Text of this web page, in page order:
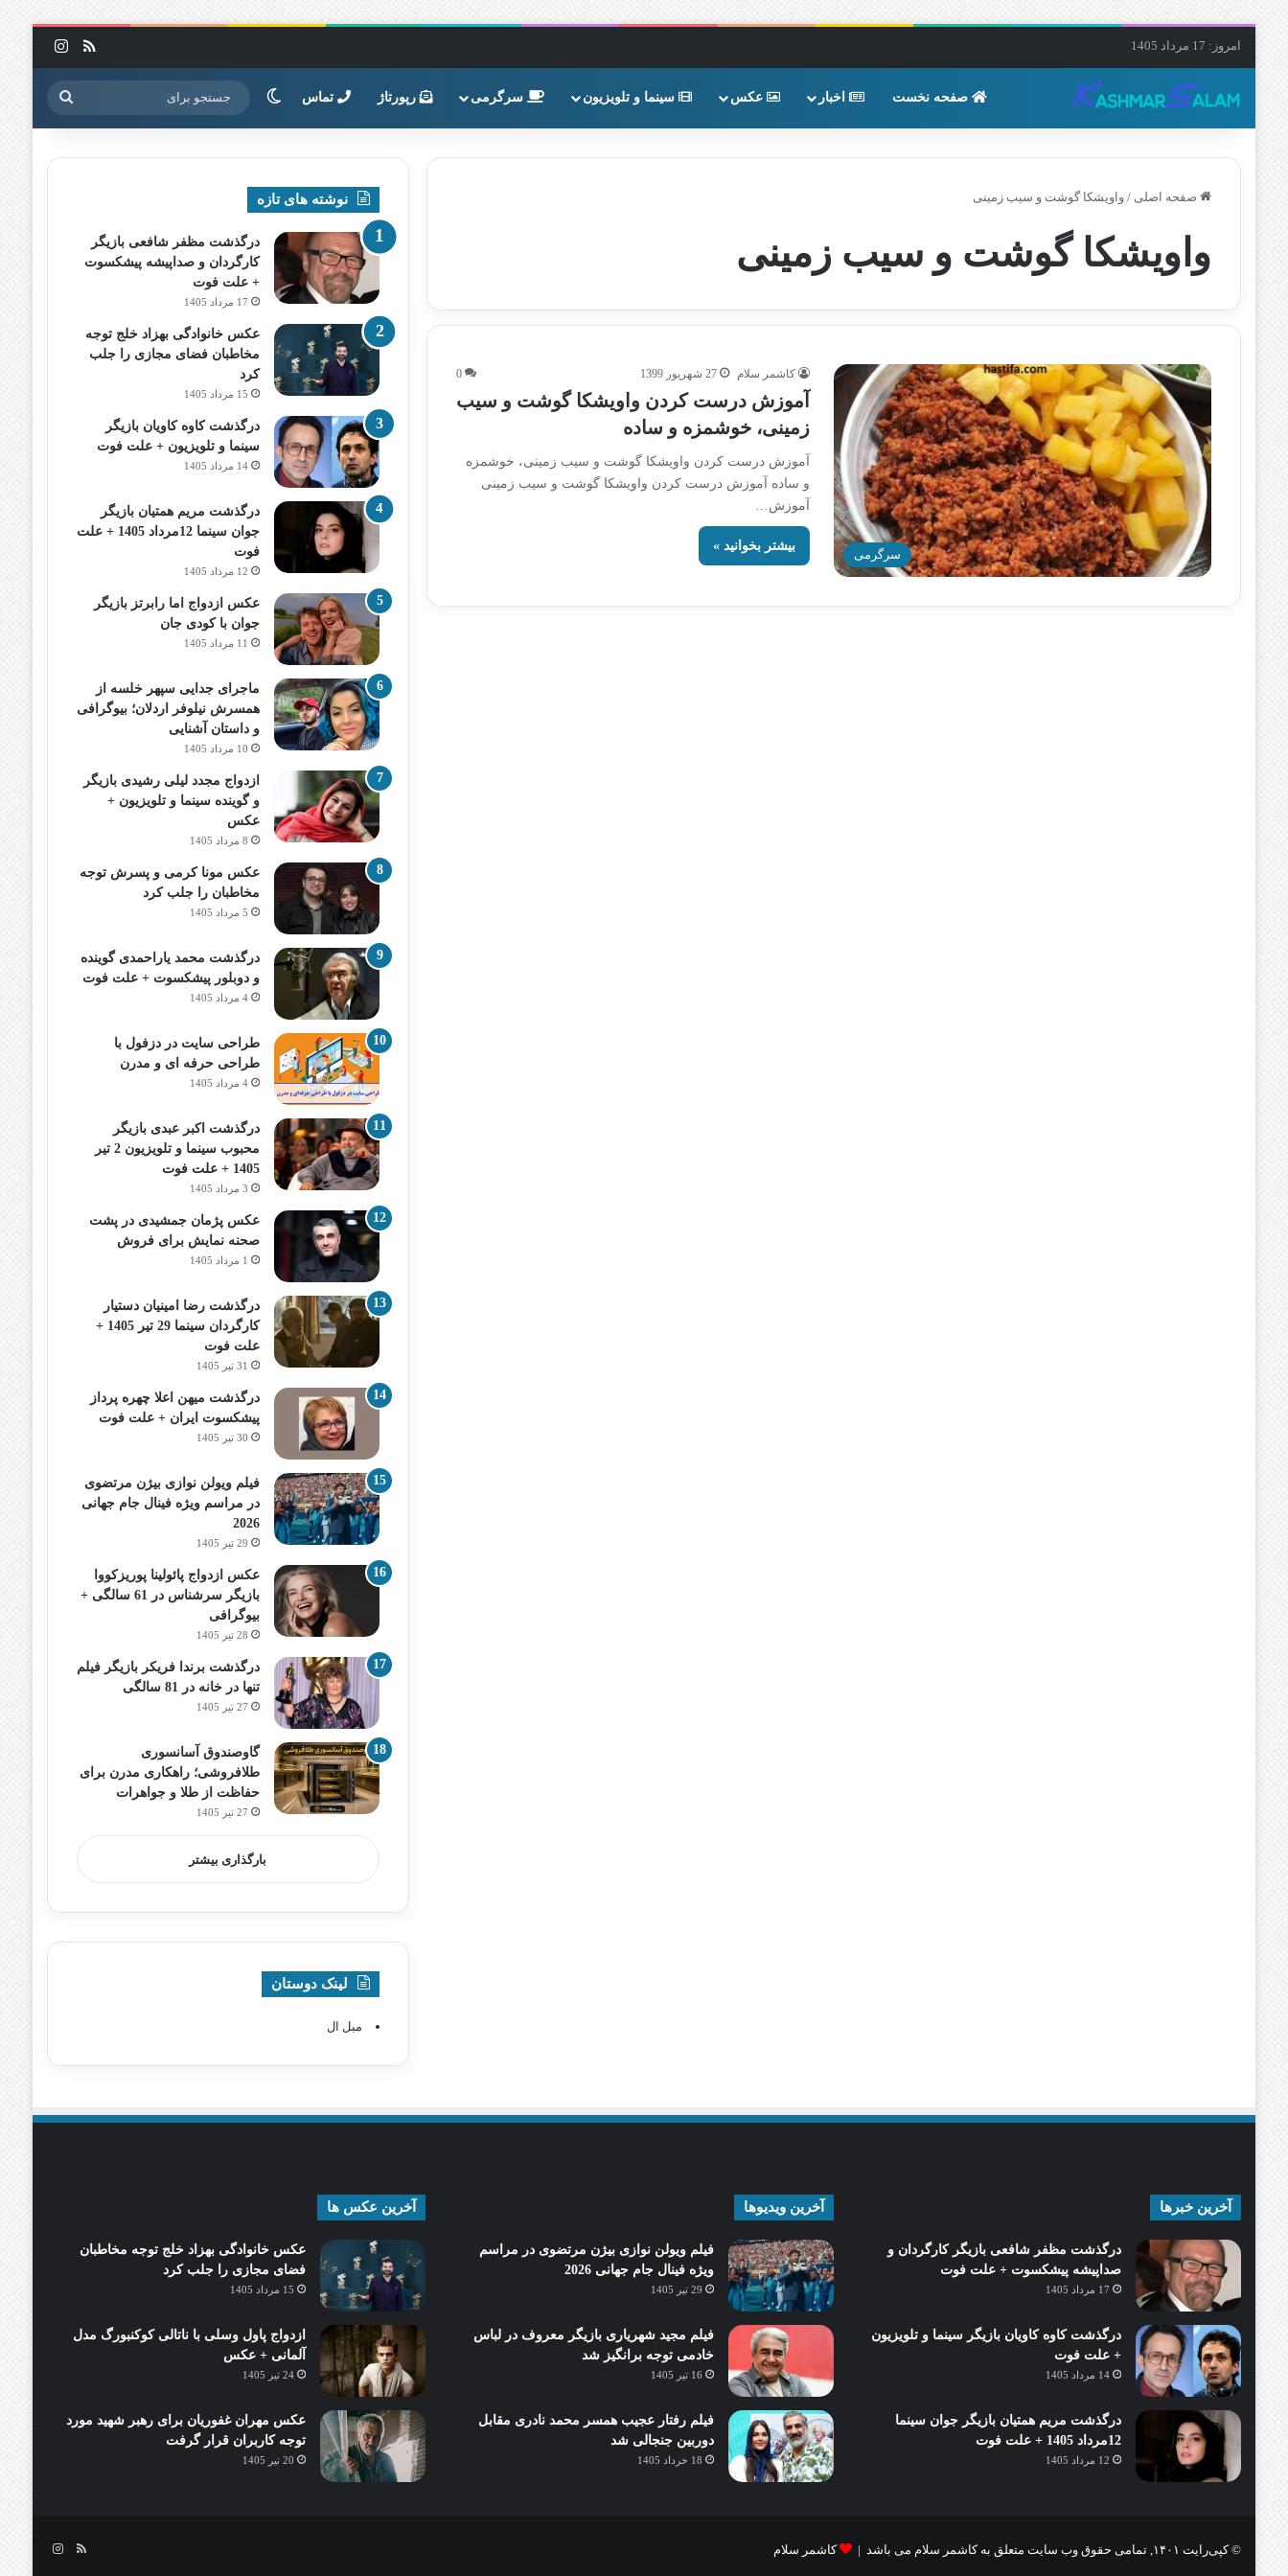
امروز: 17 مرداد 1405 خوراک
صفحه نخست اخبار عکس سینما و تلویزیون سرگرمی رپورتاژ تماس تغییر پوسته جستجو
برای
صفحه اصلی / واویشکا گوشت و سیب زمینی
واویشکا گوشت و سیب زمینی
سرگرمی
کاشمر سلام 27 شهریور 1399 0
آموزش درست کردن واویشکا گوشت و سیب
زمینی، خوشمزه و ساده
آموزش درست کردن واویشکا گوشت و سیب زمینی، خوشمزه
و ساده آموزش درست کردن واویشکا گوشت و سیب زمینی
آموزش…
بیشتر بخوانید »
نوشته های تازه
درگذشت مظفر شافعی بازیگر
کارگردان و صداپیشه پیشکسوت
+ علت فوت
17 مرداد 1405
عکس خانوادگی بهزاد خلج توجه
مخاطبان فضای مجازی را جلب
کرد
15 مرداد 1405
درگذشت کاوه کاویان بازیگر
سینما و تلویزیون + علت فوت
14 مرداد 1405
درگذشت مریم همتیان بازیگر
جوان سینما 12مرداد 1405 + علت
فوت
12 مرداد 1405
عکس ازدواج اما رابرتز بازیگر
جوان با کودی جان
11 مرداد 1405
ماجرای جدایی سپهر خلسه از
همسرش نیلوفر اردلان؛ بیوگرافی
و داستان آشنایی
10 مرداد 1405
ازدواج مجدد لیلی رشیدی بازیگر
و گوینده سینما و تلویزیون +
عکس
8 مرداد 1405
عکس مونا کرمی و پسرش توجه
مخاطبان را جلب کرد
5 مرداد 1405
درگذشت محمد یاراحمدی گوینده
و دوبلور پیشکسوت + علت فوت
4 مرداد 1405
طراحی سایت در دزفول با
طراحی حرفه‌ ای و مدرن
4 مرداد 1405
درگذشت اکبر عبدی بازیگر
محبوب سینما و تلویزیون 2 تیر
1405 + علت فوت
3 مرداد 1405
عکس پژمان جمشیدی در پشت
صحنه نمایش برای فروش
1 مرداد 1405
درگذشت رضا امینیان دستیار
کارگردان سینما 29 تیر 1405 +
علت فوت
31 تیر 1405
درگذشت میهن اعلا چهره پرداز
پیشکسوت ایران + علت فوت
30 تیر 1405
فیلم ویولن نوازی بیژن مرتضوی
در مراسم ویژه فینال جام جهانی
2026
29 تیر 1405
عکس ازدواج پائولینا پوریزکووا
بازیگر سرشناس در 61 سالگی +
بیوگرافی
28 تیر 1405
درگذشت برندا فریکر بازیگر فیلم
تنها در خانه در 81 سالگی
27 تیر 1405
گاوصندوق آسانسوری
طلافروشی؛ راهکاری مدرن برای
حفاظت از طلا و جواهرات
27 تیر 1405
بارگذاری بیشتر
لینک دوستان
مبل ال
آخرین خبرها
درگذشت مظفر شافعی بازیگر کارگردان و
صداپیشه پیشکسوت + علت فوت
17 مرداد 1405
درگذشت کاوه کاویان بازیگر سینما و تلویزیون
+ علت فوت
14 مرداد 1405
درگذشت مریم همتیان بازیگر جوان سینما
12مرداد 1405 + علت فوت
12 مرداد 1405
آخرین ویدیوها
فیلم ویولن نوازی بیژن مرتضوی در مراسم
ویژه فینال جام جهانی 2026
29 تیر 1405
فیلم مجید شهریاری بازیگر معروف در لباس
خادمی توجه برانگیز شد
16 تیر 1405
فیلم رفتار عجیب همسر محمد نادری مقابل
دوربین جنجالی شد
18 خرداد 1405
آخرین عکس ها
عکس خانوادگی بهزاد خلج توجه مخاطبان
فضای مجازی را جلب کرد
15 مرداد 1405
ازدواج پاول وسلی با ناتالی کوکنبورگ مدل
آلمانی + عکس
24 تیر 1405
عکس مهران غفوریان برای رهبر شهید مورد
توجه کاربران قرار گرفت
20 تیر 1405
© کپی‌رایت ۱۴۰۱, تمامی حقوق وب سایت متعلق به کاشمر سلام می باشد | کاشمر سلام خوراکاینستاگرام